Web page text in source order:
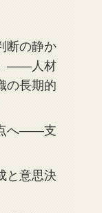
断の静か
——人材
の長期的
へ——支
と意思決